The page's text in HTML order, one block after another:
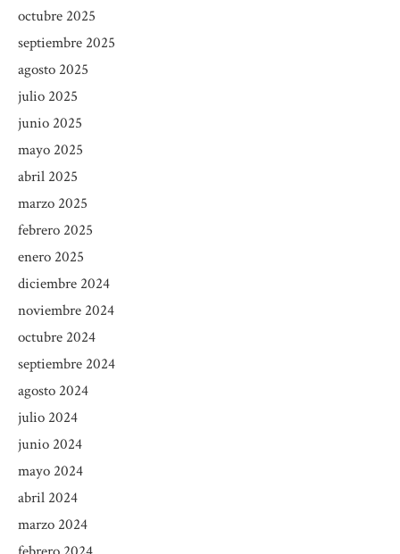
octubre 2025
septiembre 2025
agosto 2025
julio 2025
junio 2025
mayo 2025
abril 2025
marzo 2025
febrero 2025
enero 2025
diciembre 2024
noviembre 2024
octubre 2024
septiembre 2024
agosto 2024
julio 2024
junio 2024
mayo 2024
abril 2024
marzo 2024